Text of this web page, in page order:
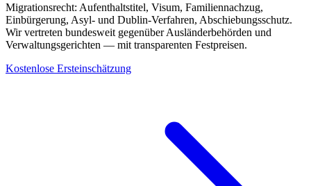
Migrationsrecht: Aufenthaltstitel, Visum, Familiennachzug,
Einbürgerung, Asyl- und Dublin-Verfahren, Abschiebungsschutz.
Wir vertreten bundesweit gegenüber Ausländerbehörden und
Verwaltungsgerichten — mit transparenten Festpreisen.
Kostenlose Ersteinschätzung